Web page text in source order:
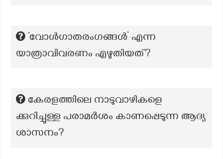
‘വോൾഗാതരംഗങ്ങൾ’ എന്ന
യാത്രാവിവരണം എഴുതിയത്?
കേരളത്തിലെ നാടുവാഴികളെ
ക്കുറിച്ചുള്ള പരാമർശം കാണപ്പെടുന്ന ആദ്യ
ശാസനം?